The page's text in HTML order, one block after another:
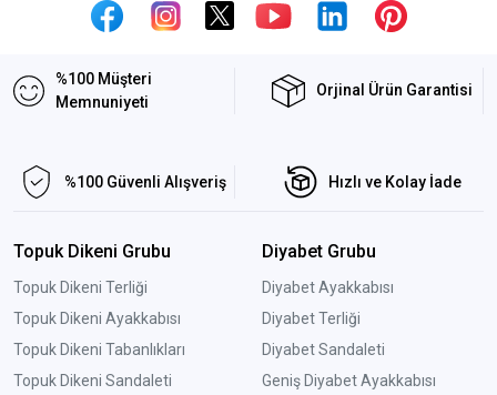
%100 Müşteri
Memnuniyeti
Orjinal Ürün Garantisi
%100 Güvenli Alışveriş Hızlı ve Kolay İade
Topuk Dikeni Grubu
Topuk Dikeni Terliği
Topuk Dikeni Ayakkabısı
Topuk Dikeni Tabanlıkları
Topuk Dikeni Sandaleti
Diyabet Grubu
Diyabet Ayakkabısı
Diyabet Terliği
Diyabet Sandaleti
Geniş Diyabet Ayakkabısı